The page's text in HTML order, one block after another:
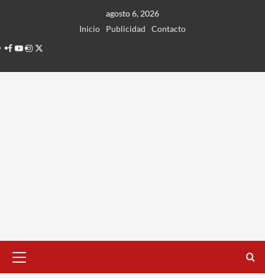
agosto 6, 2026
Inicio
Publicidad
Contacto
Facebook
Youtube
Instagram
Twitter
principal